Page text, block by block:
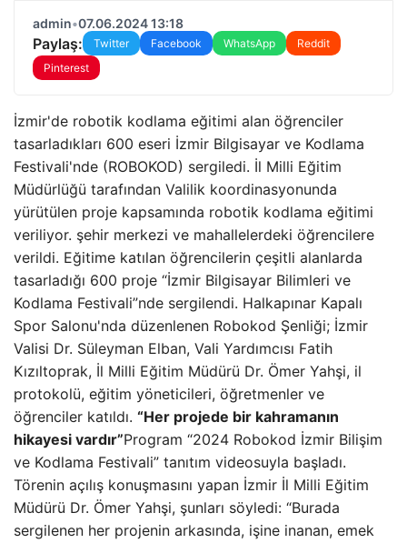
admin•07.06.2024 13:18
Paylaş: Twitter Facebook WhatsApp
Reddit
Pinterest
İzmir'de robotik kodlama eğitimi alan öğrenciler
tasarladıkları 600 eseri İzmir Bilgisayar ve Kodlama
Festivali'nde (ROBOKOD) sergiledi. İl Milli Eğitim
Müdürlüğü tarafından Valilik koordinasyonunda
yürütülen proje kapsamında robotik kodlama eğitimi
veriliyor. şehir merkezi ve mahallelerdeki öğrencilere
verildi. Eğitime katılan öğrencilerin çeşitli alanlarda
tasarladığı 600 proje “İzmir Bilgisayar Bilimleri ve
Kodlama Festivali”nde sergilendi. Halkapınar Kapalı
Spor Salonu'nda düzenlenen Robokod Şenliği; İzmir
Valisi Dr. Süleyman Elban, Vali Yardımcısı Fatih
Kızıltoprak, İl Milli Eğitim Müdürü Dr. Ömer Yahşi, il
protokolü, eğitim yöneticileri, öğretmenler ve
öğrenciler katıldı. “Her projede bir kahramanın
hikayesi vardır”Program “2024 Robokod İzmir Bilişim
ve Kodlama Festivali” tanıtım videosuyla başladı.
Törenin açılış konuşmasını yapan İzmir İl Milli Eğitim
Müdürü Dr. Ömer Yahşi, şunları söyledi: “Burada
sergilenen her projenin arkasında, işine inanan, emek